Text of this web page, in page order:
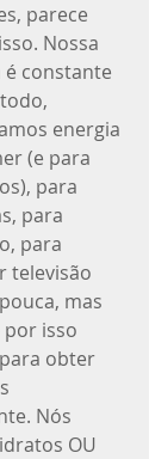
parece
Nossa
é constante
energia
(e para
para
para
para
televisão
mas
por isso
obter
Nós
OU